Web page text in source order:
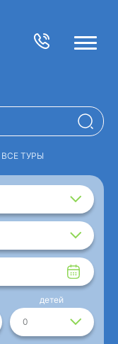
ВСЕ ТУРЫ
0
детей